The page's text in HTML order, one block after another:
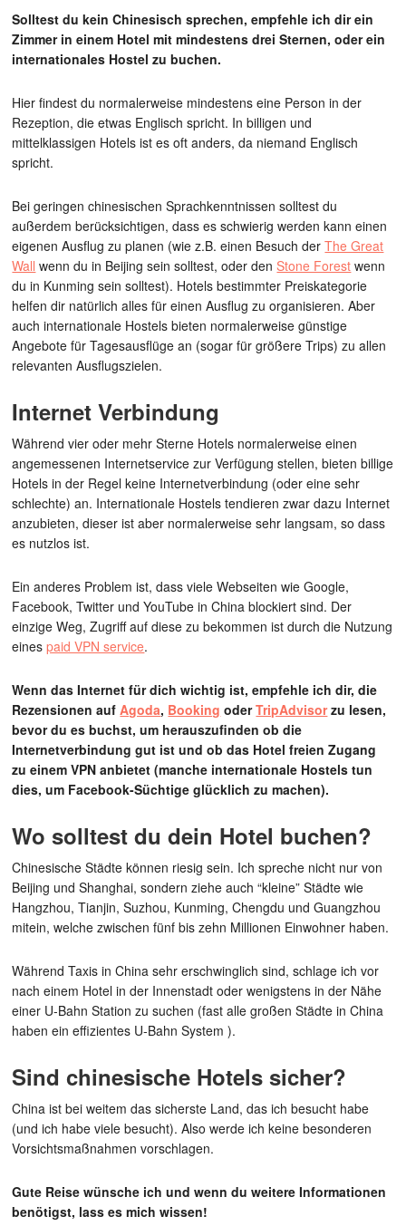
Solltest du kein Chinesisch sprechen, empfehle ich dir ein
Zimmer in einem Hotel mit mindestens drei Sternen, oder ein
internationales Hostel zu buchen.
Hier findest du normalerweise mindestens eine Person in der
Rezeption, die etwas Englisch spricht. In billigen und
mittelklassigen Hotels ist es oft anders, da niemand Englisch
spricht.
Bei geringen chinesischen Sprachkenntnissen solltest du
außerdem berücksichtigen, dass es schwierig werden kann einen
eigenen Ausflug zu planen (wie z.B. einen Besuch derThe Great
Wall wenn du in Beijing sein solltest, oder denStone Forest wenn
du in Kunming sein solltest). Hotels bestimmter Preiskategorie
helfen dir natürlich alles für einen Ausflug zu organisieren. Aber
auch internationale Hostels bieten normalerweise günstige
Angebote für Tagesausflüge an (sogar für größere Trips) zu allen
relevanten Ausflugszielen.
Internet Verbindung
Während vier oder mehr Sterne Hotels normalerweise einen
angemessenen Internetservice zur Verfügung stellen, bieten billige
Hotels in der Regel keine Internetverbindung (oder eine sehr
schlechte) an. Internationale Hostels tendieren zwar dazu Internet
anzubieten, dieser ist aber normalerweise sehr langsam, so dass
es nutzlos ist.
Ein anderes Problem ist, dass viele Webseiten wie Google,
Facebook, Twitter und YouTube in China blockiert sind. Der
einzige Weg, Zugriff auf diese zu bekommen ist durch die Nutzung
einespaid VPN service.
Wenn das Internet für dich wichtig ist, empfehle ich dir, die
Rezensionen aufAgoda, Booking oderTripAdvisorzu lesen,
bevor du es buchst, um herauszufinden ob die
Internetverbindung gut ist und ob das Hotel freien Zugang
zu einem VPN anbietet (manche internationale Hostels tun
dies, um Facebook-Süchtige glücklich zu machen).
Wo solltest du dein Hotel buchen?
Chinesische Städte können riesig sein. Ich spreche nicht nur von
Beijing und Shanghai, sondern ziehe auch “kleine” Städte wie
Hangzhou, Tianjin, Suzhou, Kunming, Chengdu und Guangzhou
mitein, welche zwischen fünf bis zehn Millionen Einwohner haben.
Während Taxis in China sehr erschwinglich sind, schlage ich vor
nach einem Hotel in der Innenstadt oder wenigstens in der Nähe
einer U-Bahn Station zu suchen (fast alle großen Städte in China
haben ein effizientes U-Bahn System ).
Sind chinesische Hotels sicher?
China ist bei weitem das sicherste Land, das ich besucht habe
(und ich habe viele besucht). Also werde ich keine besonderen
Vorsichtsmaßnahmen vorschlagen.
Gute Reise wünsche ich und wenn du weitere Informationen
benötigst, lass es mich wissen!